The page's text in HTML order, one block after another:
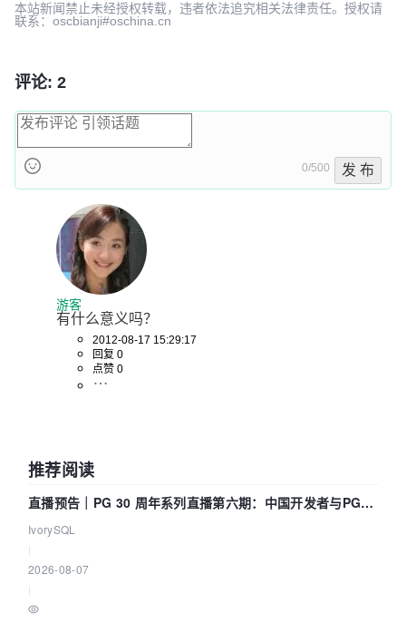
本站新闻禁止未经授权转载，违者依法追究相关法律责任。授权请
联系：oscbianji#oschina.cn
评论: 2
0/500 发 布
游客
有什么意义吗？
2012-08-17 15:29:17
回复 0
点赞 0
推荐阅读
直播预告｜PG 30 周年系列直播第六期：中国开发者与PG内
核——我们改得动吗？我们贡献了什么？
IvorySQL
2026-08-07